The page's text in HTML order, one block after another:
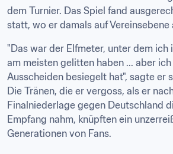
dem Turnier. Das Spiel fand
statt, wo er damals auf Vereinsebene
"Das war der Elfmeter, unter dem ich
am meisten gelitten haben ... aber
Ausscheiden besiegelt hat", sagte er
Die Tränen, die er vergoss, als er
Finalniederlage gegen Deutschland
Empfang nahm, knüpften ein
Generationen von Fans.